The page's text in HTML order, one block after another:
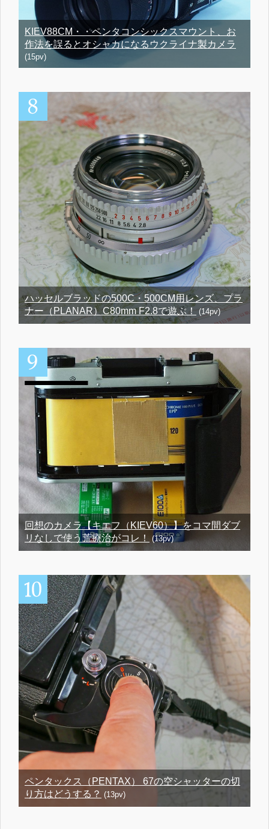
KIEV88CM・・ペンタコンシックスマウント、お
作法を誤るとオシャカになるウクライナ製カメラ
(15pv)
ハッセルブラッドの500C・500CM用レンズ、プラ
ナー（PLANAR）C80mm F2.8で遊ぶ！
(14pv)
回想のカメラ【キエフ（KIEV60）】をコマ間ダブ
リなしで使う荒療治がコレ！
(13pv)
ペンタックス（PENTAX） 67の空シャッターの切
り方はどうする？ (13pv)